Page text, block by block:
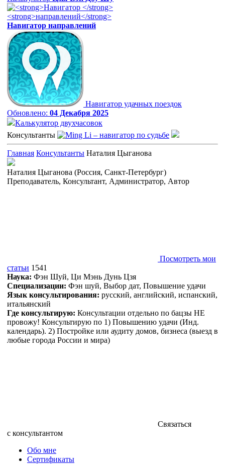
Навигатор направлений
Навигатор удачных поездок
Обновлено: 04 Декабря 2025
Калькулятор двухчасовок
Консультанты
Главная Консультанты Наталия Цыганова
Наталия Цыганова (Россия, Санкт-Петербург)
Преподаватель, Консультант, Администратор, Автор
Посмотреть мои
статьи 1541
Наука: Фэн Шуй, Ци Мэнь Дунь Цзя
Специализации: Фэн шуй, Выбор дат, Повышение удачи
Язык консультирования: русский, aнглийский, испанский,
итальянский
Где консультирую: Консультации отдельно по бацзы НЕ
провожу! Консультирую по 1) Повышению удачи (Инд.
календарь). 2) Постройке или аудиту домов, бизнеса (выезд в
любые города России и мира)
Связаться
с консультантом
Обо мне
Сертификаты